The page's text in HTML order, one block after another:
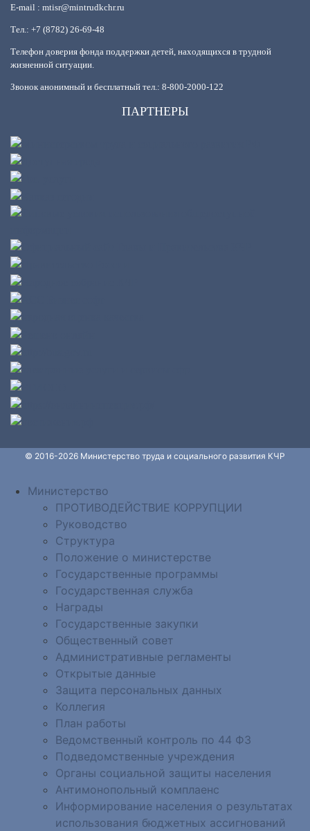
E-mail : mtisr@mintrudkchr.ru
Тел.: +7 (8782) 26-69-48
Телефон доверия фонда поддержки детей, находящихся в трудной
жизненной ситуации.
Звонок анонимный и бесплатный тел.: 8-800-2000-122
ПАРТНЕРЫ
© 2016-2026 Министерство труда и социального развития КЧР
Министерство
ПРОТИВОДЕЙСТВИЕ КОРРУПЦИИ
Руководство
Структура
Положение о министерстве
Государственные программы
Государственная служба
Награды
Государственные закупки
Общественный совет
Административные регламенты
Открытые данные
Защита персональных данных
Коллегия
План работы
Ведомственный контроль по 44 ФЗ
Подведомственные учреждения
Органы социальной защиты населения
Антимонопольный комплаенс
Информирование населения о результатах
использования бюджетных ассигнований